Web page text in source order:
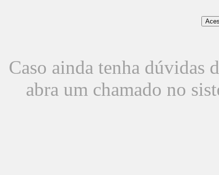
Caso ainda tenha dúvidas
abra um chamado no